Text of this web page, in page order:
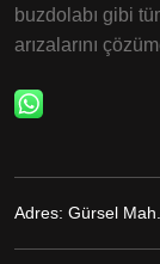
buzdolabı gibi
arızalarını
Adres: Gürsel